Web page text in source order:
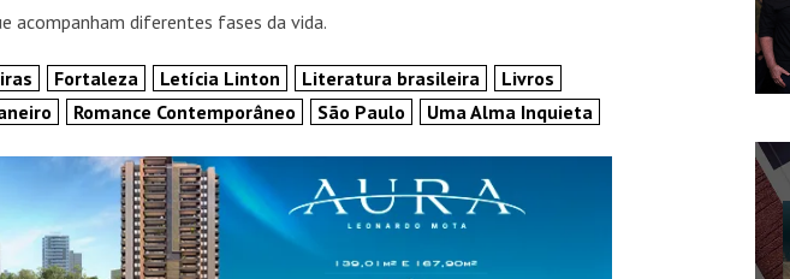
acompanham diferentes fases da vida.
Fortaleza Letícia Linton Literatura brasileira
Livros
Romance Contemporâneo São Paulo Uma Alma Inquieta
INSIDER • DIGITAL INSIDER • DIGITAL